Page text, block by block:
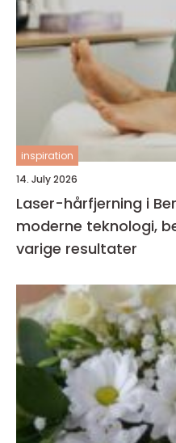
inspiration
14. July 2026
Laser-hårfjerning i
moderne teknologi,
varige resultater